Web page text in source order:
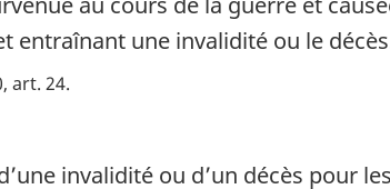
entraînant une invalidité ou le
art. 24
invalidité ou d’un décès pour